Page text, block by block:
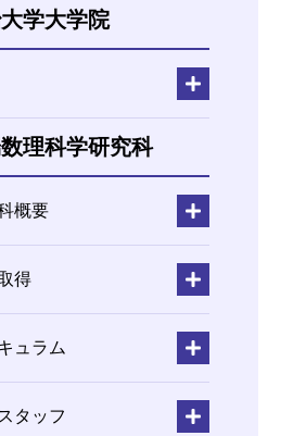
学大学院
理科学研究科
概要
得
ュラム
タッフ